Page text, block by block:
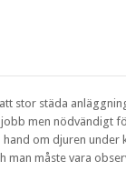
stor städa
men nödvändigt
om djuren under
man måste vara